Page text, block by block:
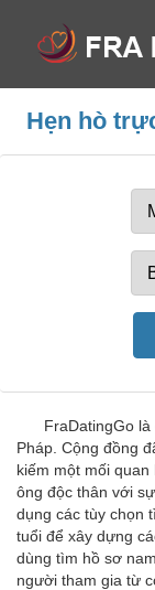
Hẹn hò
FraDatingGo
Pháp. Cộng đồng
kiếm một mối
ông độc thân với
dụng các tùy chọn
tuổi để xây dựng
dùng tìm hồ sơ
người tham gia từ